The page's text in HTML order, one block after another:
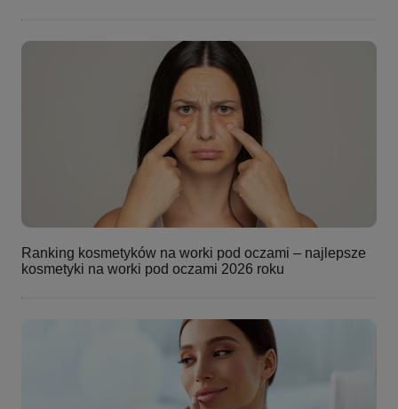
Ranking kosmetyków na worki pod oczami – najlepsze
kosmetyki na worki pod oczami 2026 roku